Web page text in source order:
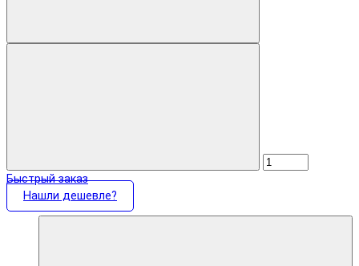
Быстрый заказ
Нашли дешевле?